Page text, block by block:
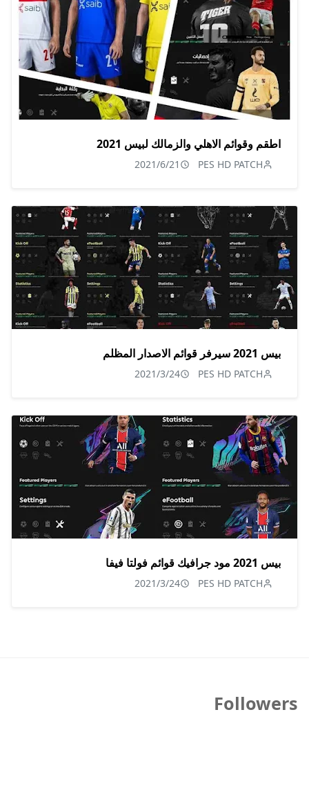
اطقم وقوائم الاهلي والزمالك لبيس 2021
PES HD PATCH
2021/6/21
بيس 2021 سيرفر قوائم الاصدار المظلم
PES HD PATCH
2021/3/24
بيس 2021 مود جرافيك قوائم فولتا فيفا
PES HD PATCH
2021/3/24
Followers